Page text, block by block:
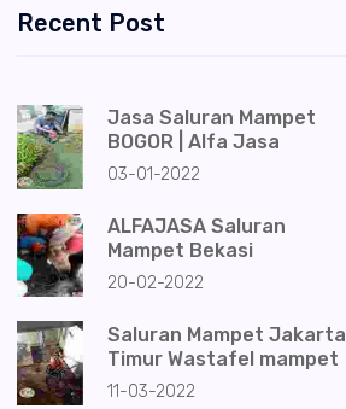
Recent Post
Jasa Saluran Mampet
BOGOR | Alfa Jasa
03-01-2022
ALFAJASA Saluran
Mampet Bekasi
20-02-2022
Saluran Mampet Jakarta
Timur Wastafel mampet
11-03-2022